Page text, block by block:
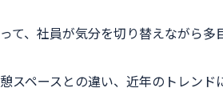
、社員が気分を切り替えながら多
ペースとの違い、近年のトレンド